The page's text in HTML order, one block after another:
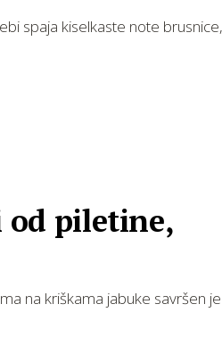
spaja kiselkaste note
od piletine,
na kriškama jabuke savršen